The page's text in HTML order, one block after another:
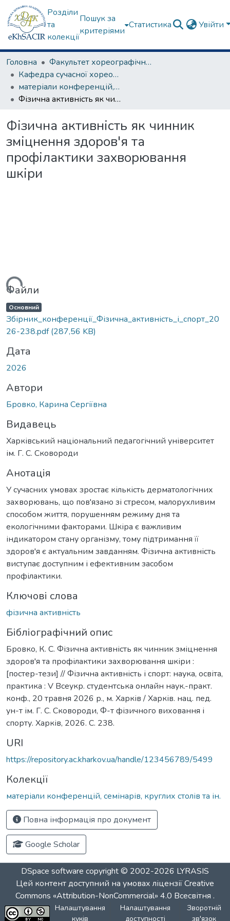
Розділи
та
колекції
Пошук за
критеріями
Статистика Увійти
Головна
Факультет хореографічного мистецтва
Кафедра сучасної хореографії та спортивно-оздоровчих технологій
матеріали конференцій, семінарів, круглих столів та ін.
Фізична активність як чинник зміцнення здоров'я та профілактики захворювання шкіри
Фізична активність як чинник
зміцнення здоров'я та
профілактики захворювання
шкіри
Файли
Основний
Збірник_конференції_Фізична_активність_і_спорт_20
26-238.pdf(287,56 KB)
Дата
2026
Автори
Бровко, Карина Сергіївна
Видавець
Харківський національний педагогічний університет
ім. Г. С. Сковороди
Анотація
У сучасних умовах зростає кількість дерматологічних
захворювань, що пов'язано зі стресом, малорухливим
способом життя, порушенням режиму дня та
екологічними факторами. Шкіра є важливим
індикатором стану організму, тому підтримання її
здоров'я є актуальним завданням. Фізична активність
виступає доступним і ефективним засобом
профілактики.
Ключові слова
фізична активність
Бібліографічний опис
Бровко, К. С. Фізична активність як чинник зміцнення
здоров'я та профілактики захворювання шкіри :
[постер-тези] // Фізична активність і спорт: наука, освіта,
практика : V Всеукр. студентська онлайн наук.-практ.
конф., 20 травня 2026 р., м. Харків / Харків. нац. пед.
ун-т ім. Г. С. Сковороди, Ф-т фізичного виховання і
спорту. Харків, 2026. С. 238.
URI
https://repository.ac.kharkov.ua/handle/123456789/5499
Колекції
матеріали конференцій, семінарів, круглих столів та ін.
Повна інформація про документ
Google Scholar
DSpace software copyright © 2002-2026 LYRASIS
Цей контент доступний на умовах ліцензіїCreative
Commons «Attribution-NonCommercial» 4.0 Всесвітня .
Налаштування
куків
Налаштування
доступності
Зворотній
зв'язок